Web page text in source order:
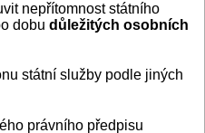
nepřítomnost státního
dobu důležitých osobních
státní služby podle jiných
právního předpisu